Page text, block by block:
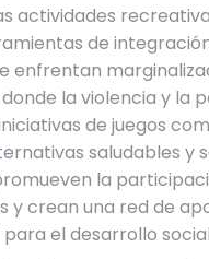
actividades
de
enfrentan
la violencia y la
de juegos
saludables y
la
y crean una red de
el desarrollo